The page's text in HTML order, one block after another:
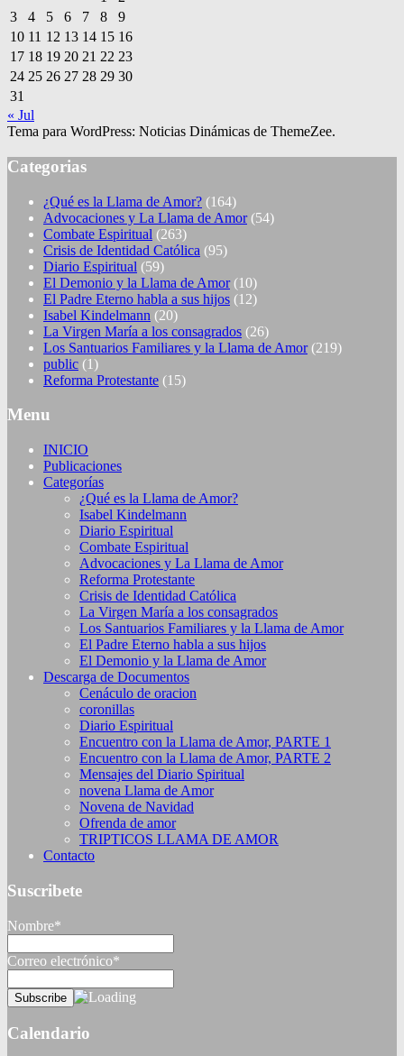
3
4 5 6 7 8
9
10 11 12 13 14 15 16
17 18 19 20 21 22 23
24 25 26 27 28 29 30
31
« Jul
Tema para WordPress: Noticias Dinámicas de ThemeZee.
Categorias
¿Qué es la Llama de Amor? (164)
Advocaciones y La Llama de Amor(54)
Combate Espiritual (263)
Crisis de Identidad Católica (95)
Diario Espiritual (59)
El Demonio y la Llama de Amor(10)
El Padre Eterno habla a sus hijos (12)
Isabel Kindelmann (20)
La Virgen María a los consagrados (26)
Los Santuarios Familiares y la Llama de Amor(219)
public (1)
Reforma Protestante (15)
Menu
INICIO
Publicaciones
Categorías
¿Qué es la Llama de Amor?
Isabel Kindelmann
Diario Espiritual
Combate Espiritual
Advocaciones y La Llama de Amor
Reforma Protestante
Crisis de Identidad Católica
La Virgen María a los consagrados
Los Santuarios Familiares y la Llama de Amor
El Padre Eterno habla a sus hijos
El Demonio y la Llama de Amor
Descarga de Documentos
Cenáculo de oracion
coronillas
Diario Espiritual
Encuentro con la Llama de Amor, PARTE 1
Encuentro con la Llama de Amor, PARTE 2
Mensajes del Diario Spiritual
novena Llama de Amor
Novena de Navidad
Ofrenda de amor
TRIPTICOS LLAMA DE AMOR
Contacto
Suscribete
Nombre*
Correo electrónico*
Calendario